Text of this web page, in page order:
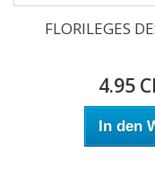
FLORILEGES
4.95
In den